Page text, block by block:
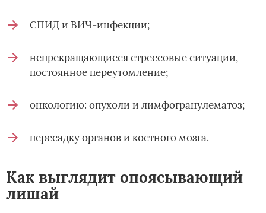
СПИД и ВИЧ-инфекции;
непрекращающиеся стрессовые ситуации,
постоянное переутомление;
онкологию: опухоли и лимфогранулематоз;
пересадку органов и костного мозга.
Как выглядит опоясывающий
лишай